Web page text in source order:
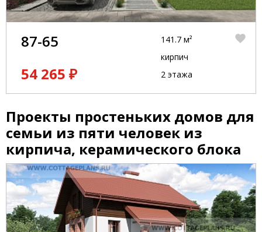
87-65
54 265 ₽
141.7 м²
кирпич
2 этажа
Проекты простеньких домов для
семьи из пяти человек из
кирпича, керамического блока